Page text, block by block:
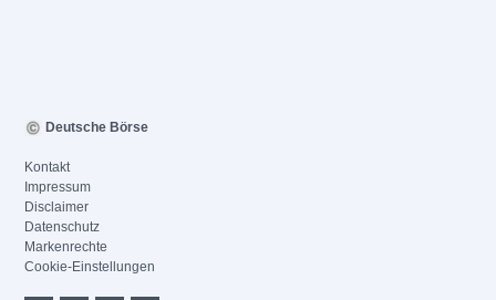
Deutsche Börse
Kontakt
Impressum
Disclaimer
Datenschutz
Markenrechte
Cookie-Einstellungen